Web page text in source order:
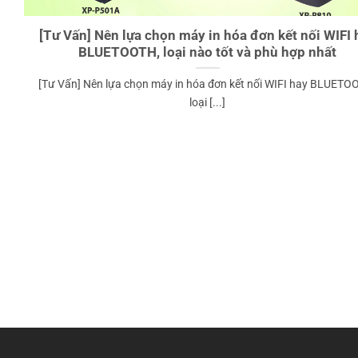
[Tư Vấn] Nên lựa chọn máy in hóa đơn kết nối WIFI
BLUETOOTH, loại nào tốt và phù hợp nhất
[Tư Vấn] Nên lựa chọn máy in hóa đơn kết nối WIFI hay
loại [...]